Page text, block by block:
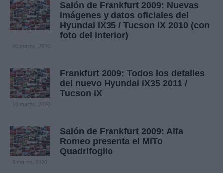
Salón de Frankfurt 2009: Nuevas
imágenes y datos oficiales del
Hyundai iX35 / Tucson iX 2010 (con
foto del interior)
10 marzo, 2020
Frankfurt 2009: Todos los detalles
del nuevo Hyundai iX35 2011 /
Tucson iX
10 marzo, 2020
Salón de Frankfurt 2009: Alfa
Romeo presenta el MiTo
Quadrifoglio
9 marzo, 2020